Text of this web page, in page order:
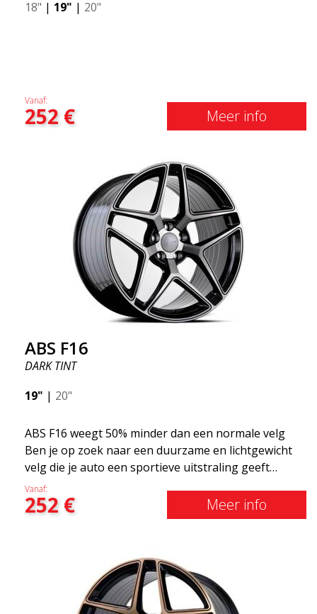
18" | 19" | 20"
Vanaf:
252€ Meer info
ABS F16
DARK TINT
19" | 20"
ABS F16 weegt 50% minder dan een normale velg
Ben je op zoek naar een duurzame en lichtgewicht
velg die je auto een sportieve uitstraling geeft
zonder het shirt te kosten? ABS F16 is onze eigen
poging om kwaliteitsbewuste klanten te voorzien
van een velg die profiteert van de nieuwste
gebied waar de ontwikkeling snel vordert en ABS
F16 staat echt op de voorgrond!
Vanaf:
252€ Meer info